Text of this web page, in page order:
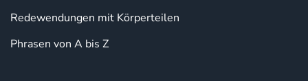
Redewendungen mit Körperteilen
Phrasen von A bis Z